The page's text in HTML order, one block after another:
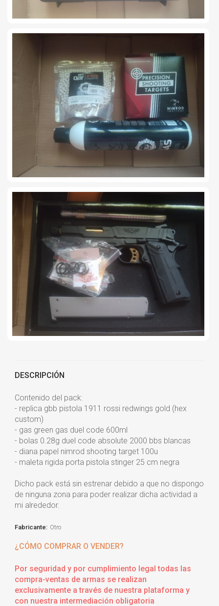
DESCRIPCIÓN
Contenido del pack:
- replica gbb pistola 1911 rossi redwings gold (hex
custom)
- gas green gas duel code 600ml
- bolas 0.28g duel code absolute 2000 bbs blancas
- diana papel nimrod shooting target 100u
- maleta rigida porta pistola stinger 25 cm negra
Dicho pack está sin estrenar debido a que no dispongo
de ninguna zona para poder realizar dicha actividad a
mi alrededor.
Fabricante: Otro
¿CÓMO COMPRAR O VENDER?
Por seguridad y por cumplimiento legal todas las
compra-ventas de armas se realizan
exclusivamente a través de nuestra plataforma y
con nuestra intermediación obligatoria